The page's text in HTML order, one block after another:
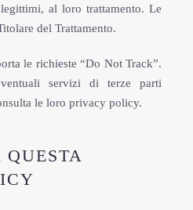
al loro trattamento. Le
del Trattamento.
le richieste “Do Not Track”.
servizi di terze parti
le loro privacy policy.